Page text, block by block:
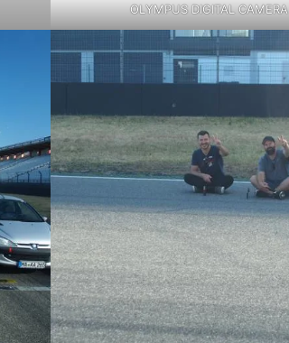
OLYMPUS DIGITAL CAMERA